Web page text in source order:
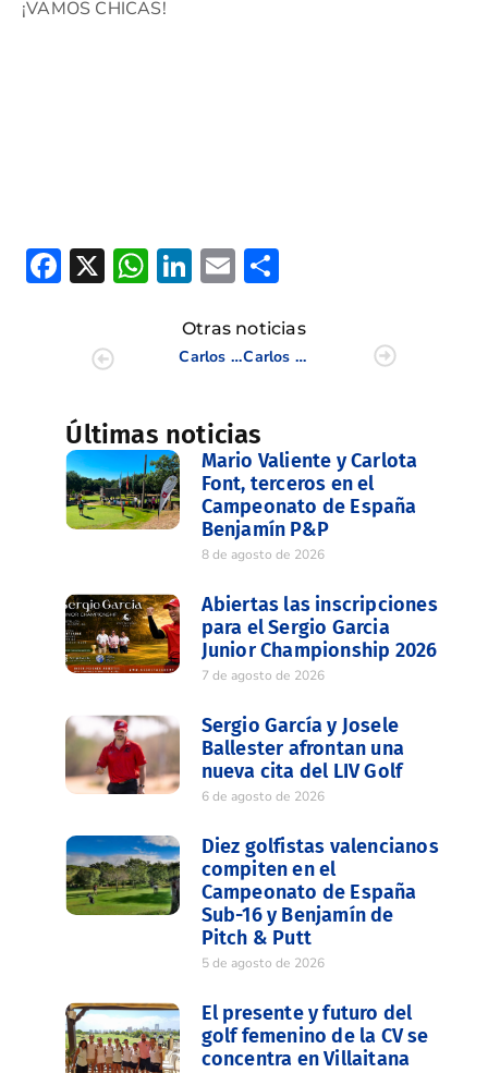
¡VAMOS CHICAS!
Facebook
X WhatsApp
LinkedIn
Email
Otras noticias
Carlos Abril y Santiago Juesas escalan hasta dieciseisavos de la Copa Puerta de Hierro
Carlos Abril avanza hasta los cuartos de final en la Copa Puerta de Hierro
Últimas noticias
Mario Valiente y Carlota
Font, terceros en el
Campeonato de España
Benjamín P&P
8 de agosto de 2026
Abiertas las inscripciones
para el Sergio Garcia
Junior Championship 2026
7 de agosto de 2026
Sergio García y Josele
Ballester afrontan una
nueva cita del LIV Golf
6 de agosto de 2026
Diez golfistas valencianos
compiten en el
Campeonato de España
Sub-16 y Benjamín de
Pitch & Putt
5 de agosto de 2026
El presente y futuro del
golf femenino de la CV se
concentra en Villaitana